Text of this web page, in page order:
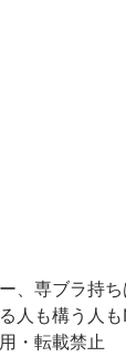
、専ブラ持
人も構う人
・転載禁止